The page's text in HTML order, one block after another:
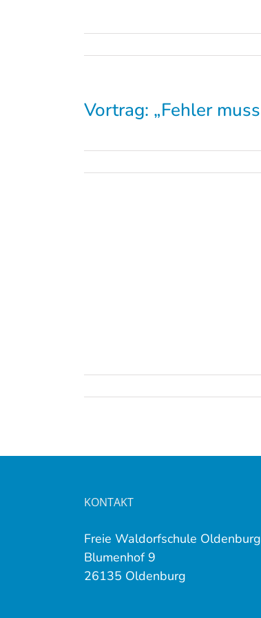
Vortrag: „Fehler
KONTAKT
Freie Waldorfschule Oldenburg
Blumenhof 9
26135 Oldenburg